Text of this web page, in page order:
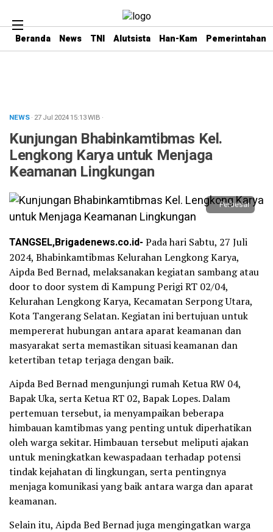
Beranda News TNI Alutsista Han-Kam Pemerintahan
NEWS· 27 Jul 202415:13WIB ·
Kunjungan Bhabinkamtibmas Kel.
Lengkong Karya untuk Menjaga
Keamanan Lingkungan
Perbesar
TANGSEL,Brigadenews.co.id- Pada hari Sabtu, 27 Juli
2024, Bhabinkamtibmas Kelurahan Lengkong Karya,
Aipda Bed Bernad, melaksanakan kegiatan sambang atau
door to door system di Kampung Perigi RT 02/04,
Kelurahan Lengkong Karya, Kecamatan Serpong Utara,
Kota Tangerang Selatan. Kegiatan ini bertujuan untuk
mempererat hubungan antara aparat keamanan dan
masyarakat serta memastikan situasi keamanan dan
ketertiban tetap terjaga dengan baik.
Aipda Bed Bernad mengunjungi rumah Ketua RW 04,
Bapak Uka, serta Ketua RT 02, Bapak Lopes. Dalam
pertemuan tersebut, ia menyampaikan beberapa
himbauan kamtibmas yang penting untuk diperhatikan
oleh warga sekitar. Himbauan tersebut meliputi ajakan
untuk meningkatkan kewaspadaan terhadap potensi
tindak kejahatan di lingkungan, serta pentingnya
menjaga komunikasi yang baik antara warga dan aparat
keamanan.
Selain itu, Aipda Bed Bernad juga mengingatkan warga